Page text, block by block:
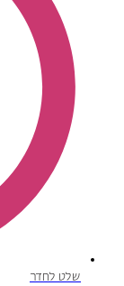
שלט לחדר